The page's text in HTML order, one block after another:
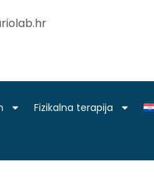
Fizikalna terapija